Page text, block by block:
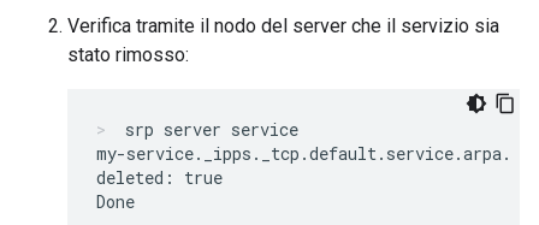
Verifica tramite il nodo del server che il servizio sia
stato rimosso:
srp server service
my-service._ipps._tcp.default.service.arpa.
deleted: true